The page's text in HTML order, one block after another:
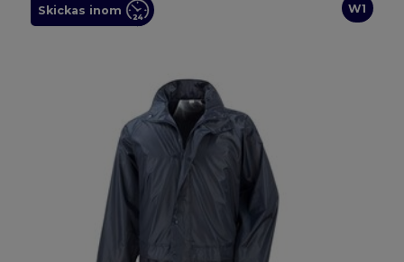
W1
Skickas inom